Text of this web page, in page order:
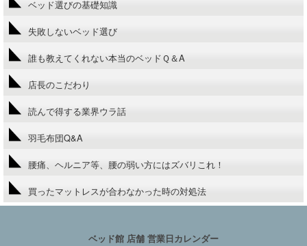
ベッド選びの基礎知識
失敗しないベッド選び
誰も教えてくれない本当のベッドＱ＆A
店長のこだわり
読んで得する業界ウラ話
羽毛布団Q&A
腰痛、ヘルニア等、腰の弱い方にはズバリこれ！
買ったマットレスが合わなかった時の対処法
ベッド館 店舗 営業日カレンダー